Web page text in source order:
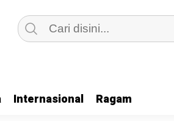
Internasional Ragam